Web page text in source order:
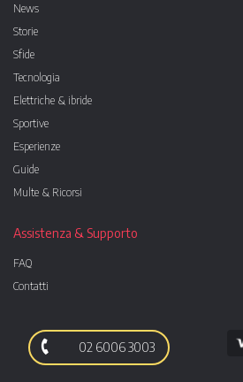
News
Storie
Sfide
Tecnologia
Elettriche & ibride
Sportive
Esperienze
Guide
Multe & Ricorsi
Assistenza & Supporto
FAQ
Contatti
02 6006 3003